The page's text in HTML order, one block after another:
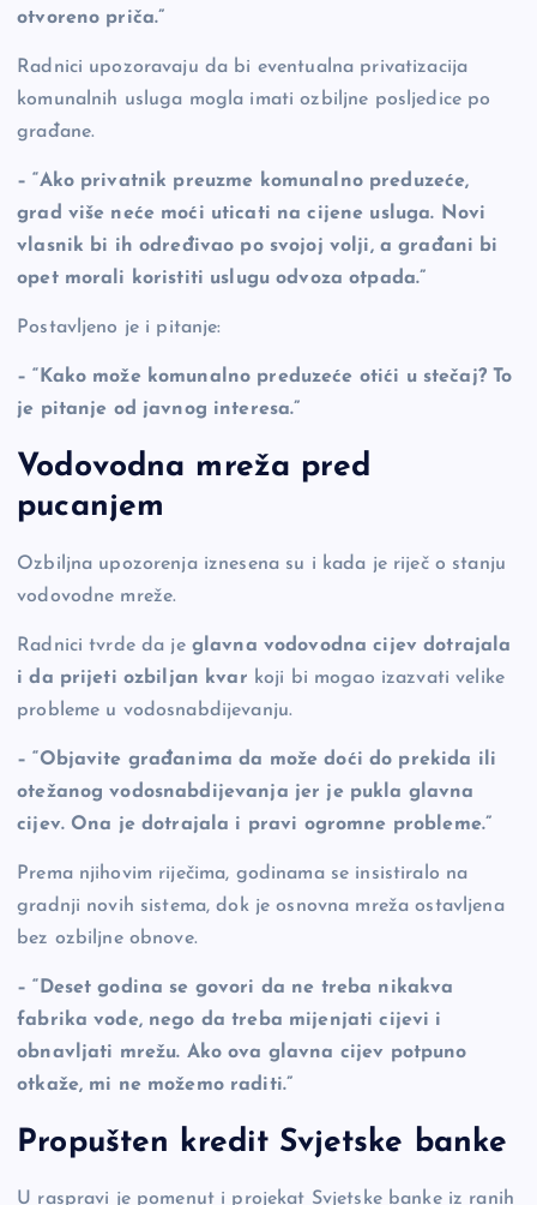
otvoreno priča.”
Radnici upozoravaju da bi eventualna privatizacija
komunalnih usluga mogla imati ozbiljne posljedice po
građane.
– “Ako privatnik preuzme komunalno preduzeće,
grad više neće moći uticati na cijene usluga. Novi
vlasnik bi ih određivao po svojoj volji, a građani bi
opet morali koristiti uslugu odvoza otpada.”
Postavljeno je i pitanje:
– “Kako može komunalno preduzeće otići u stečaj? To
je pitanje od javnog interesa.”
Vodovodna mreža pred
pucanjem
Ozbiljna upozorenja iznesena su i kada je riječ o stanju
vodovodne mreže.
Radnici tvrde da je glavna vodovodna cijev dotrajala
i da prijeti ozbiljan kvar koji bi mogao izazvati velike
probleme u vodosnabdijevanju.
– “Objavite građanima da može doći do prekida ili
otežanog vodosnabdijevanja jer je pukla glavna
cijev. Ona je dotrajala i pravi ogromne probleme.”
Prema njihovim riječima, godinama se insistiralo na
gradnji novih sistema, dok je osnovna mreža ostavljena
bez ozbiljne obnove.
– “Deset godina se govori da ne treba nikakva
fabrika vode, nego da treba mijenjati cijevi i
obnavljati mrežu. Ako ova glavna cijev potpuno
otkaže, mi ne možemo raditi.”
Propušten kredit Svjetske banke
U raspravi je pomenut i projekat Svjetske banke iz ranih